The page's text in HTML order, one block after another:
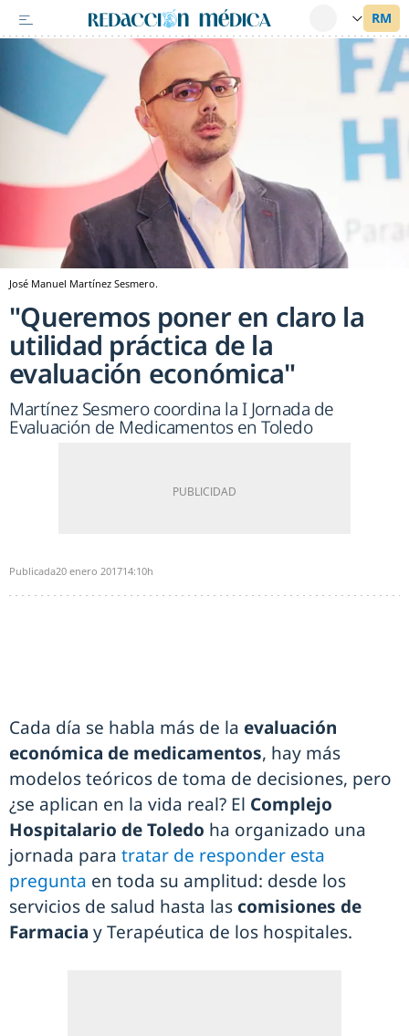
José Manuel Martínez Sesmero.
"Queremos poner en claro la
utilidad práctica de la
evaluación económica"
Martínez Sesmero coordina la I Jornada de
Evaluación de Medicamentos en Toledo
Publicada20 enero 201714:10h
Cada día se habla más de la evaluación
económica de medicamentos, hay más
modelos teóricos de toma de decisiones, pero
¿se aplican en la vida real? El Complejo
Hospitalario de Toledo ha organizado una
jornada para tratar de responder esta
pregunta en toda su amplitud: desde los
servicios de salud hasta las comisiones de
Farmacia y Terapéutica de los hospitales.